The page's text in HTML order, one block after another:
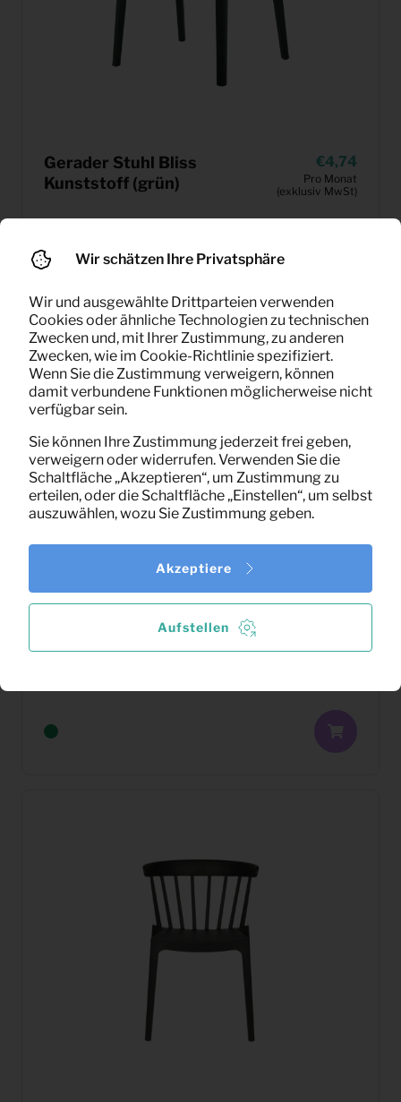
Gerader Stuhl Bliss
Kunststoff (grün)
4,74
Pro Monat
(exklusiv MwSt)
15,18
Wir schätzen Ihre Privatsphäre
Wir und ausgewählte Drittparteien verwenden
Cookies oder ähnliche Technologien zu technischen
Zwecken und, mit Ihrer Zustimmung, zu anderen
Zwecken, wie im Cookie-Richtlinie spezifiziert.
Wenn Sie die Zustimmung verweigern, können
damit verbundene Funktionen möglicherweise nicht
verfügbar sein.
Sie können Ihre Zustimmung jederzeit frei geben,
verweigern oder widerrufen. Verwenden Sie die
Schaltfläche „Akzeptieren“, um Zustimmung zu
erteilen, oder die Schaltfläche „Einstellen“, um selbst
auszuwählen, wozu Sie Zustimmung geben.
Aufstellen
Akzeptiere